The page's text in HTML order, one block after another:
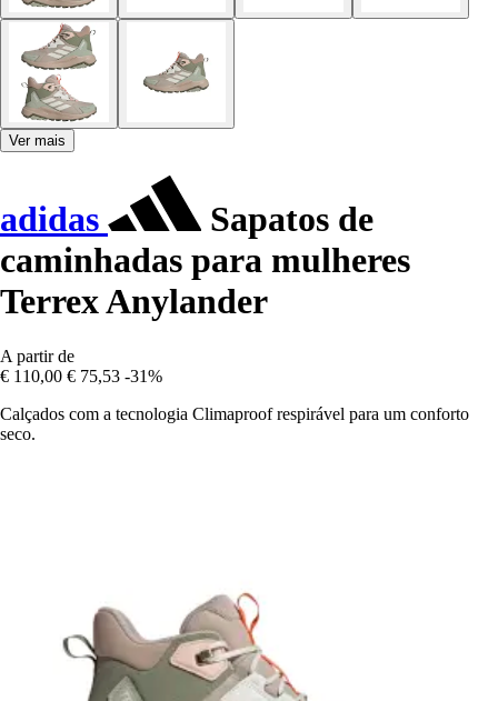
Ver mais
adidas
Sapatos de
caminhadas para mulheres
Terrex Anylander
A partir de
€ 110,00 € 75,53 -31%
Calçados com a tecnologia Climaproof respirável para um conforto
seco.